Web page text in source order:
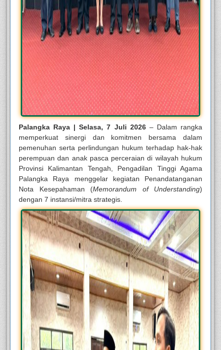
Palangka Raya | Selasa, 7 Juli 2026– Dalam rangka
memperkuat sinergi dan komitmen bersama dalam
pemenuhan serta perlindungan hukum terhadap hak-hak
perempuan dan anak pasca perceraian di wilayah hukum
Provinsi Kalimantan Tengah, Pengadilan Tinggi Agama
Palangka Raya menggelar kegiatan Penandatanganan
Nota Kesepahaman (Memorandum of Understanding)
dengan 7 instansi/mitra strategis.